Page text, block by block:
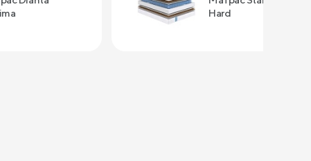
- это
Hard